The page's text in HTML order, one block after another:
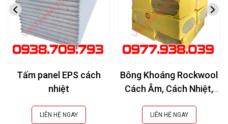
Tấm panel EPS cách
nhiệt
LIÊN HỆ NGAY
Bông Khoáng Rockwool
Cách Âm, Cách Nhiệt,
LIÊN HỆ NGAY